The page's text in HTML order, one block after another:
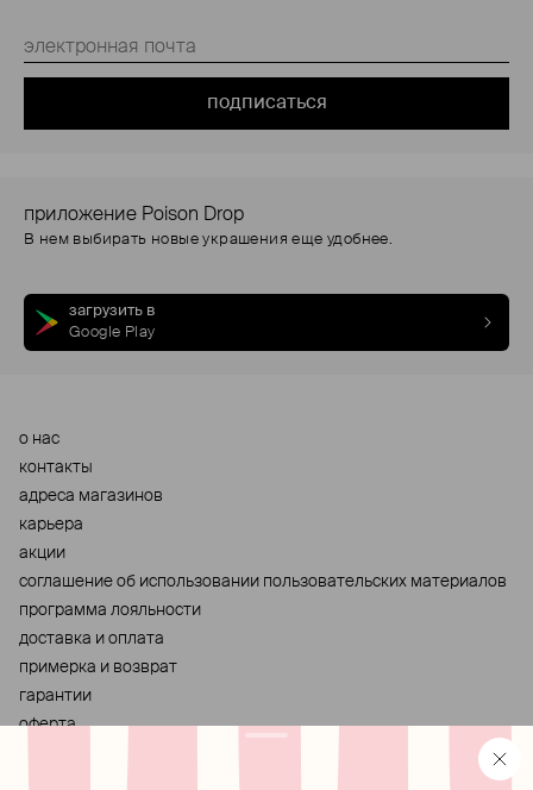
подписаться
приложение Poison Drop
В нем выбирать новые украшения еще удобнее.
загрузить в
Google Play
о нас
контакты
адреса магазинов
карьера
акции
cоглашение об использовании пользовательских материалов
программа лояльности
доставка и оплата
примерка и возврат
гарантии
оферта